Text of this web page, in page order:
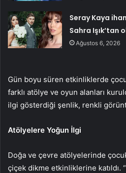
Seray Kaya
Sahra Işık’tan
Ağustos 6, 2026
Gün boyu süren etkinliklerde
farklı atölye ve oyun alanları
ilgi gösterdiği şenlik, renkli
Atölyelere Yoğun İlgi
Doğa ve çevre atölyelerinde
çiçek dikme etkinliklerine katıldı.